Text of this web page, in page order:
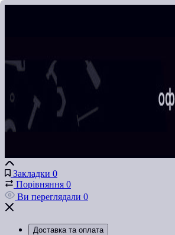
Закладки 0
Порівняння 0
Ви переглядали 0
Доставка та оплата